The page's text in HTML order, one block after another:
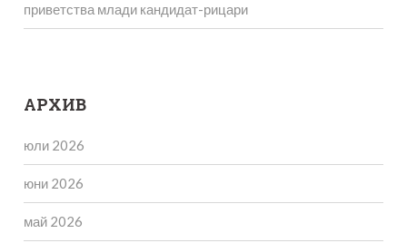
приветства млади кандидат-рицари
АРХИВ
юли 2026
юни 2026
май 2026